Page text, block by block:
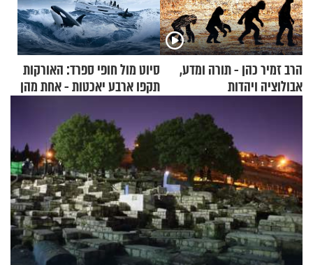
הרב זמיר כהן - תורה ומדע,
אבולוציה ויהדות
סיוט מול חופי ספרד: האורקות
תקפו ארבע יאכטות - אחת מהן